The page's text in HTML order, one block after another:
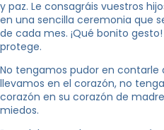
y paz. Le consagráis vuestros
en una sencilla ceremonia que
de cada mes. ¡Qué bonito
protege.
No tengamos pudor en contarle
llevamos en el corazón, no
corazón en su corazón de
miedos.